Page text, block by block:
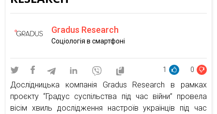
Gradus Research
Соціологія в смартфоні
1 0
Дослідницька компанія Gradus Research в рамках
проєкту “Градус суспільства під час війни” провела
вісім хвиль дослідження настроїв українців під час